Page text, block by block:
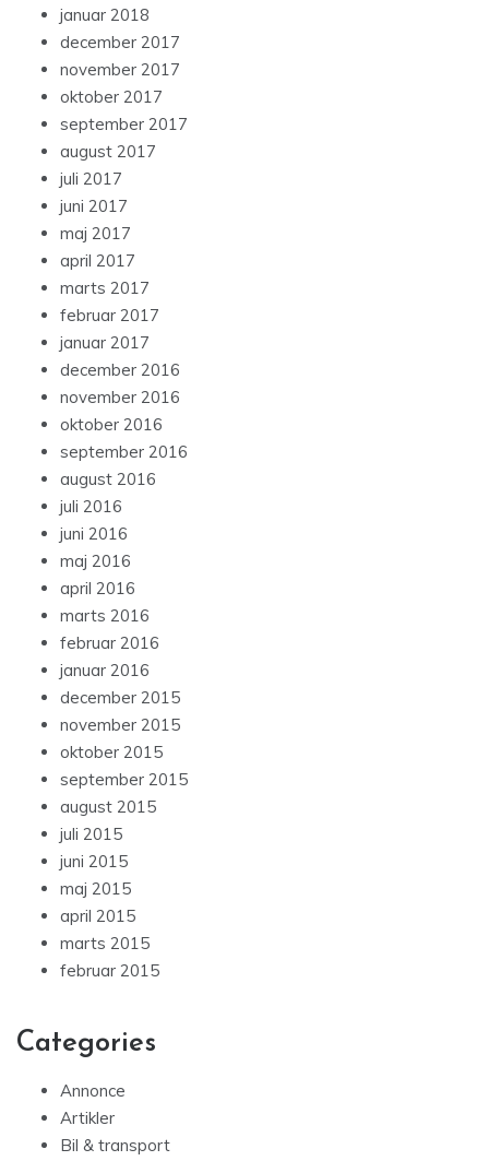
januar 2018
december 2017
november 2017
oktober 2017
september 2017
august 2017
juli 2017
juni 2017
maj 2017
april 2017
marts 2017
februar 2017
januar 2017
december 2016
november 2016
oktober 2016
september 2016
august 2016
juli 2016
juni 2016
maj 2016
april 2016
marts 2016
februar 2016
januar 2016
december 2015
november 2015
oktober 2015
september 2015
august 2015
juli 2015
juni 2015
maj 2015
april 2015
marts 2015
februar 2015
Categories
Annonce
Artikler
Bil & transport